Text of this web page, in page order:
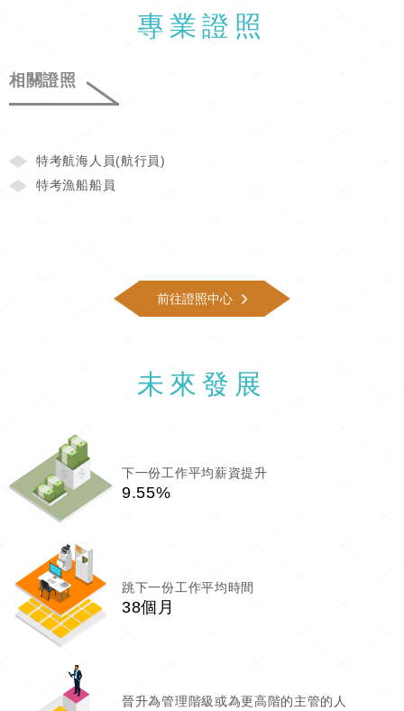
專業證照
相關證照
特考航海人員(航行員)
特考漁船船員
前往證照中心
未來發展
下一份工作平均薪資提升
9.55%
跳下一份工作平均時間
38個月
晉升為管理階級或為更高階的主管的人